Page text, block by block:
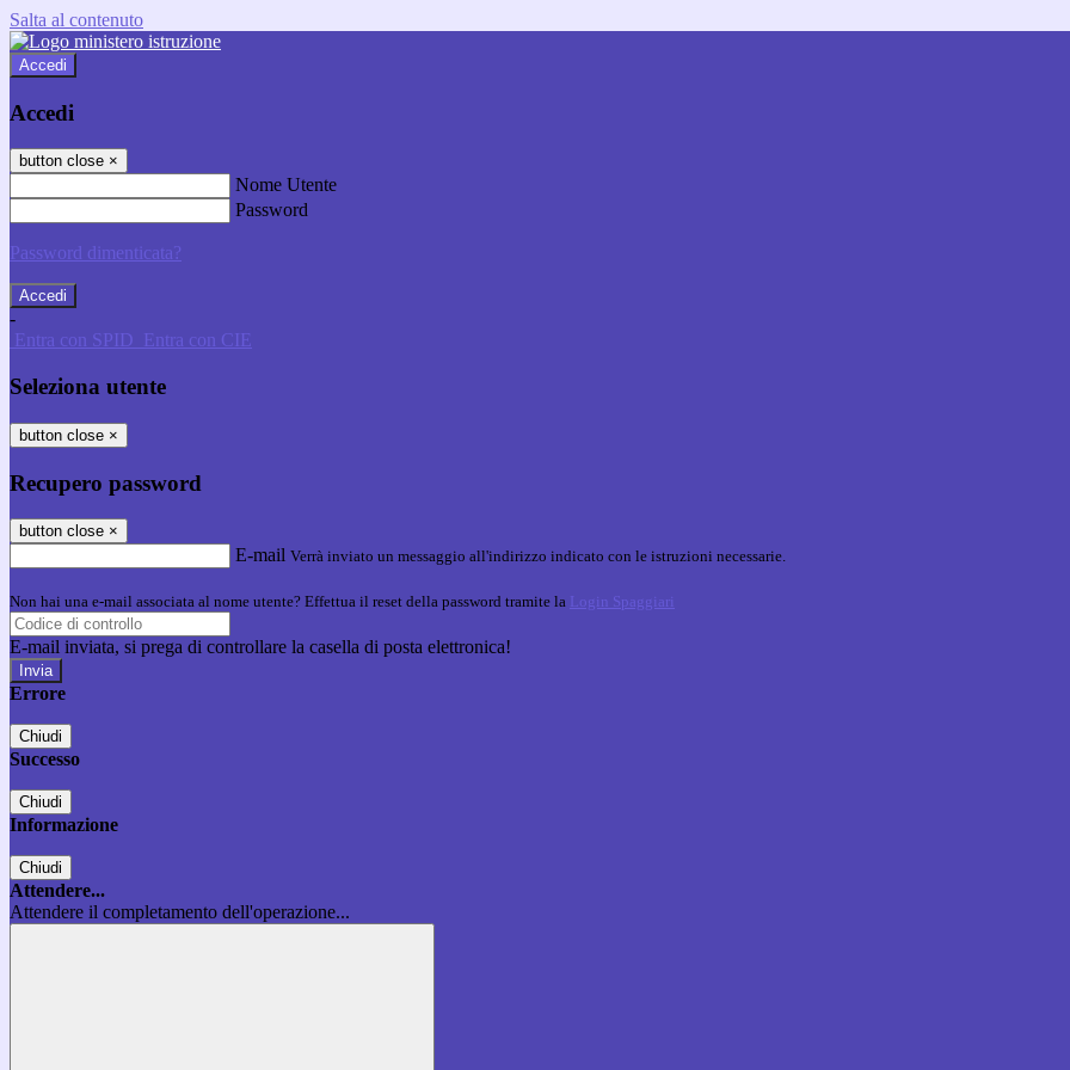
Salta al contenuto
Accedi
Accedi
button close ×
Nome Utente
Password
Password dimenticata?
-
Entra con SPID Entra con CIE
Seleziona utente
button close ×
Recupero password
button close ×
E-mail Verrà inviato un messaggio all'indirizzo indicato con le istruzioni necessarie.
Non hai una e-mail associata al nome utente? Effettua il reset della password tramite la Login Spaggiari
E-mail inviata, si prega di controllare la casella di posta elettronica!
Errore
Chiudi
Successo
Chiudi
Informazione
Chiudi
Attendere...
Attendere il completamento dell'operazione...